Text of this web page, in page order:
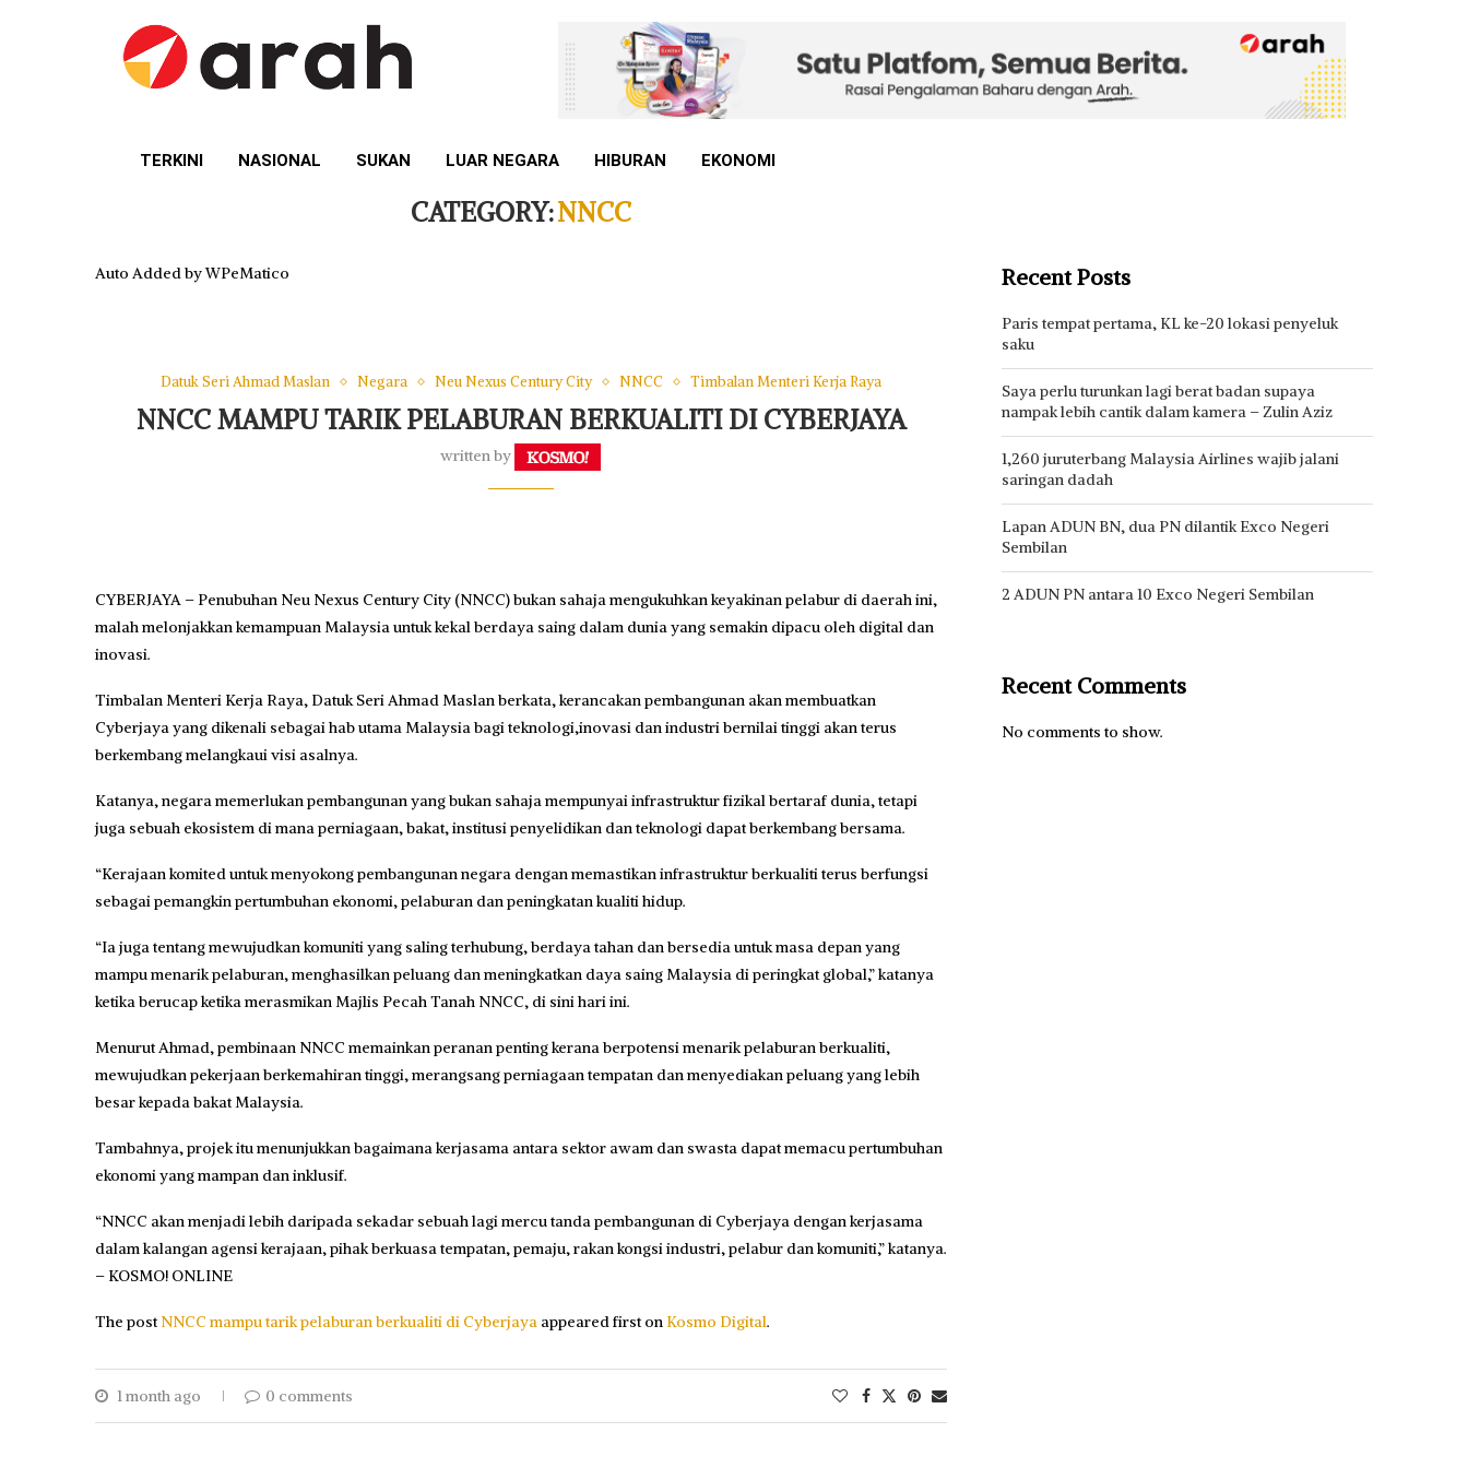
TERKINI NASIONAL SUKAN LUAR NEGARA HIBURAN EKONOMI
CATEGORY:NNCC
Auto Added by WPeMatico
Datuk Seri Ahmad Maslan Negara Neu Nexus Century City NNCC Timbalan Menteri Kerja Raya
NNCC MAMPU TARIK PELABURAN BERKUALITI DI CYBERJAYA
written by
CYBERJAYA – Penubuhan Neu Nexus Century City (NNCC) bukan sahaja mengukuhkan keyakinan pelabur di daerah ini,
malah melonjakkan kemampuan Malaysia untuk kekal berdaya saing dalam dunia yang semakin dipacu oleh digital dan
inovasi.
Timbalan Menteri Kerja Raya, Datuk Seri Ahmad Maslan berkata, kerancakan pembangunan akan membuatkan
Cyberjaya yang dikenali sebagai hab utama Malaysia bagi teknologi,inovasi dan industri bernilai tinggi akan terus
berkembang melangkaui visi asalnya.
Katanya, negara memerlukan pembangunan yang bukan sahaja mempunyai infrastruktur fizikal bertaraf dunia, tetapi
juga sebuah ekosistem di mana perniagaan, bakat, institusi penyelidikan dan teknologi dapat berkembang bersama.
“Kerajaan komited untuk menyokong pembangunan negara dengan memastikan infrastruktur berkualiti terus berfungsi
sebagai pemangkin pertumbuhan ekonomi, pelaburan dan peningkatan kualiti hidup.
“Ia juga tentang mewujudkan komuniti yang saling terhubung, berdaya tahan dan bersedia untuk masa depan yang
mampu menarik pelaburan, menghasilkan peluang dan meningkatkan daya saing Malaysia di peringkat global,” katanya
ketika berucap ketika merasmikan Majlis Pecah Tanah NNCC, di sini hari ini.
Menurut Ahmad, pembinaan NNCC memainkan peranan penting kerana berpotensi menarik pelaburan berkualiti,
mewujudkan pekerjaan berkemahiran tinggi, merangsang perniagaan tempatan dan menyediakan peluang yang lebih
besar kepada bakat Malaysia.
Tambahnya, projek itu menunjukkan bagaimana kerjasama antara sektor awam dan swasta dapat memacu pertumbuhan
ekonomi yang mampan dan inklusif.
“NNCC akan menjadi lebih daripada sekadar sebuah lagi mercu tanda pembangunan di Cyberjaya dengan kerjasama
dalam kalangan agensi kerajaan, pihak berkuasa tempatan, pemaju, rakan kongsi industri, pelabur dan komuniti,” katanya.
– KOSMO! ONLINE
The postNNCC mampu tarik pelaburan berkualiti di Cyberjaya appeared first on Kosmo Digital.
1 month ago 0 comments
Recent Posts
Paris tempat pertama, KL ke-20 lokasi penyeluk
saku
Saya perlu turunkan lagi berat badan supaya
nampak lebih cantik dalam kamera – Zulin Aziz
1,260 juruterbang Malaysia Airlines wajib jalani
saringan dadah
Lapan ADUN BN, dua PN dilantik Exco Negeri
Sembilan
2 ADUN PN antara 10 Exco Negeri Sembilan
Recent Comments
No comments to show.